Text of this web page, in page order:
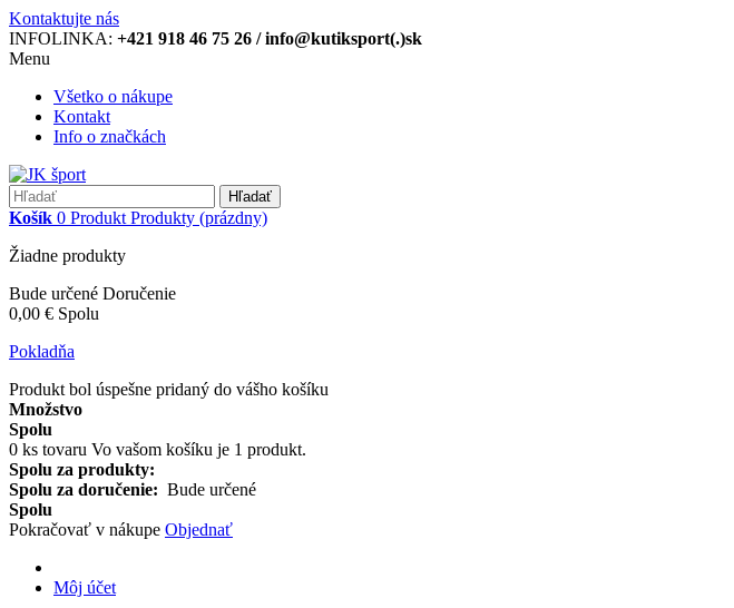
Kontaktujte nás
INFOLINKA: +421 918 46 75 26 / info@kutiksport(.)sk
Menu
Všetko o nákupe
Kontakt
Info o značkách
Hľadať
Košík 0 Produkt Produkty (prázdny)
Žiadne produkty
Bude určené Doručenie
0,00 € Spolu
Pokladňa
Produkt bol úspešne pridaný do vášho košíku
Množstvo
Spolu
0 ks tovaru Vo vašom košíku je 1 produkt.
Spolu za produkty:
Spolu za doručenie: Bude určené
Spolu
Pokračovať v nákupe Objednať
Môj účet